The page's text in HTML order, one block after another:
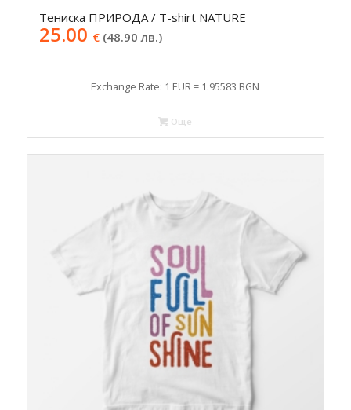
Тениска ПРИРОДА / T-shirt NATURE
25.00 €(48.90 лв.)
Exchange Rate: 1 EUR = 1.95583 BGN
Още